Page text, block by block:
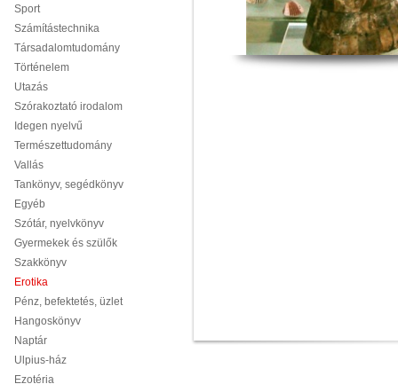
Sport
Számítástechnika
Társadalomtudomány
Történelem
Utazás
Szórakoztató irodalom
Idegen nyelvű
Természettudomány
Vallás
Tankönyv, segédkönyv
Egyéb
Szótár, nyelvkönyv
Gyermekek és szülők
Szakkönyv
Erotika
Pénz, befektetés, üzlet
Hangoskönyv
Naptár
Ulpius-ház
Ezotéria